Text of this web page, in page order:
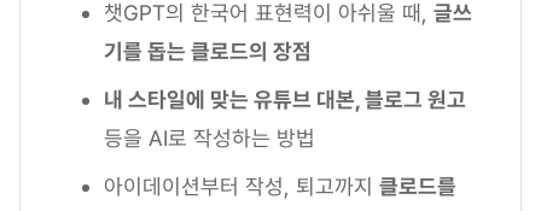
챗GPT의 한국어 표현력이 아쉬울 때, 글쓰
기를 돕는 클로드의 장점
내 스타일에 맞는 유튜브 대본, 블로그 원고
등을 AI로 작성하는 방법
아이데이션부터 작성, 퇴고까지 클로드를